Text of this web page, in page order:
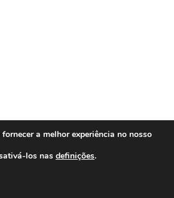
a melhor experiência no nosso
los nas definições.